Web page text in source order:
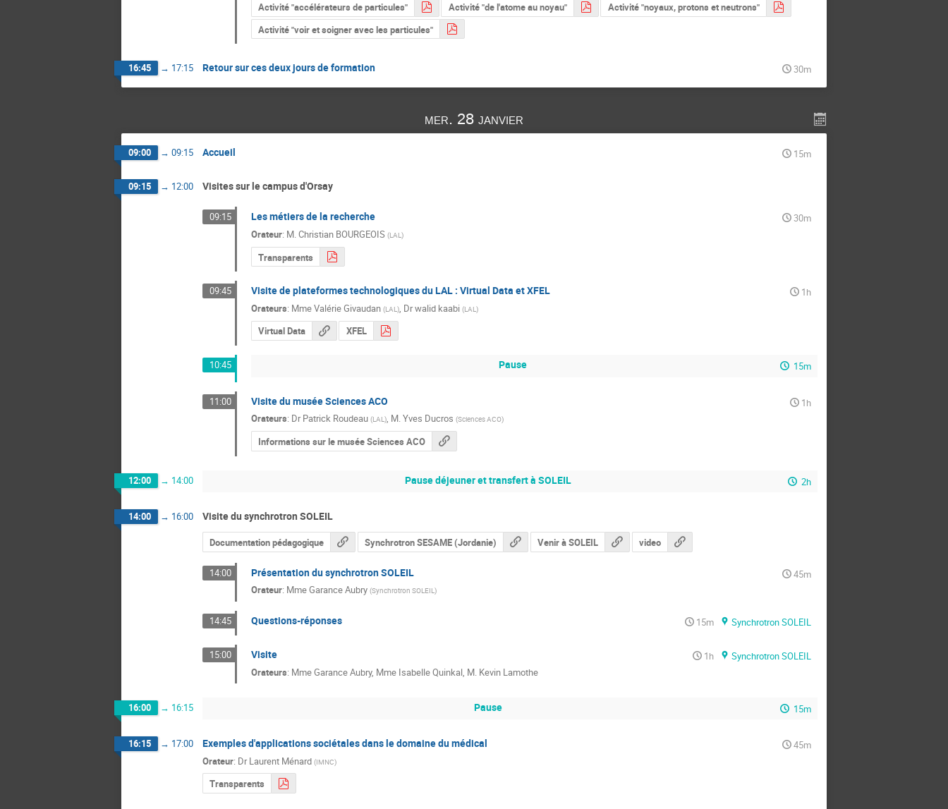
Activité "accélérateurs de particules"
Activité "de l'atome au noyau"
Activité "noyaux, protons et neutrons"
Activité "voir et soigner avec les particules"
16:45 → 17:15 Retour sur ces deux jours de formation 30m
mer. 28 janvier
09:00 → 09:15 Accueil 15m
09:15 → 12:00 Visites sur le campus d'Orsay
09:15 Les métiers de la recherche
30m
Orateur: M.Christian BOURGEOIS (LAL)
Transparents
09:45 Visite de plateformes technologiques du LAL : Virtual Data et XFEL
1h
Orateurs: MmeValérie Givaudan (LAL ), Drwalid kaabi (LAL )
Virtual Data XFEL
10:45 Pause 15m
11:00 Visite du musée Sciences ACO
1h
Orateurs: Dr Patrick Roudeau (LAL), M.Yves Ducros (Sciences ACO)
Informations sur le musée Sciences ACO
12:00 → 14:00 Pause déjeuner et transfert à SOLEIL 2h
14:00 → 16:00 Visite du synchrotron SOLEIL
Documentation pédagogique Synchrotron SESAME (Jordanie) Venir à SOLEIL video
14:00 Présentation du synchrotron SOLEIL
45m
Orateur: MmeGarance Aubry (Synchrotron SOLEIL)
14:45 Questions-réponses 15m Synchrotron SOLEIL
15:00 Visite 1h
Synchrotron SOLEIL
Orateurs: MmeGarance Aubry, Mme Isabelle Quinkal, M. Kevin Lamothe
16:00 → 16:15 Pause 15m
16:15 → 17:00 Exemples d'applications sociétales dans le domaine du médical
45m
Orateur: Dr Laurent Ménard (IMNC)
Transparents